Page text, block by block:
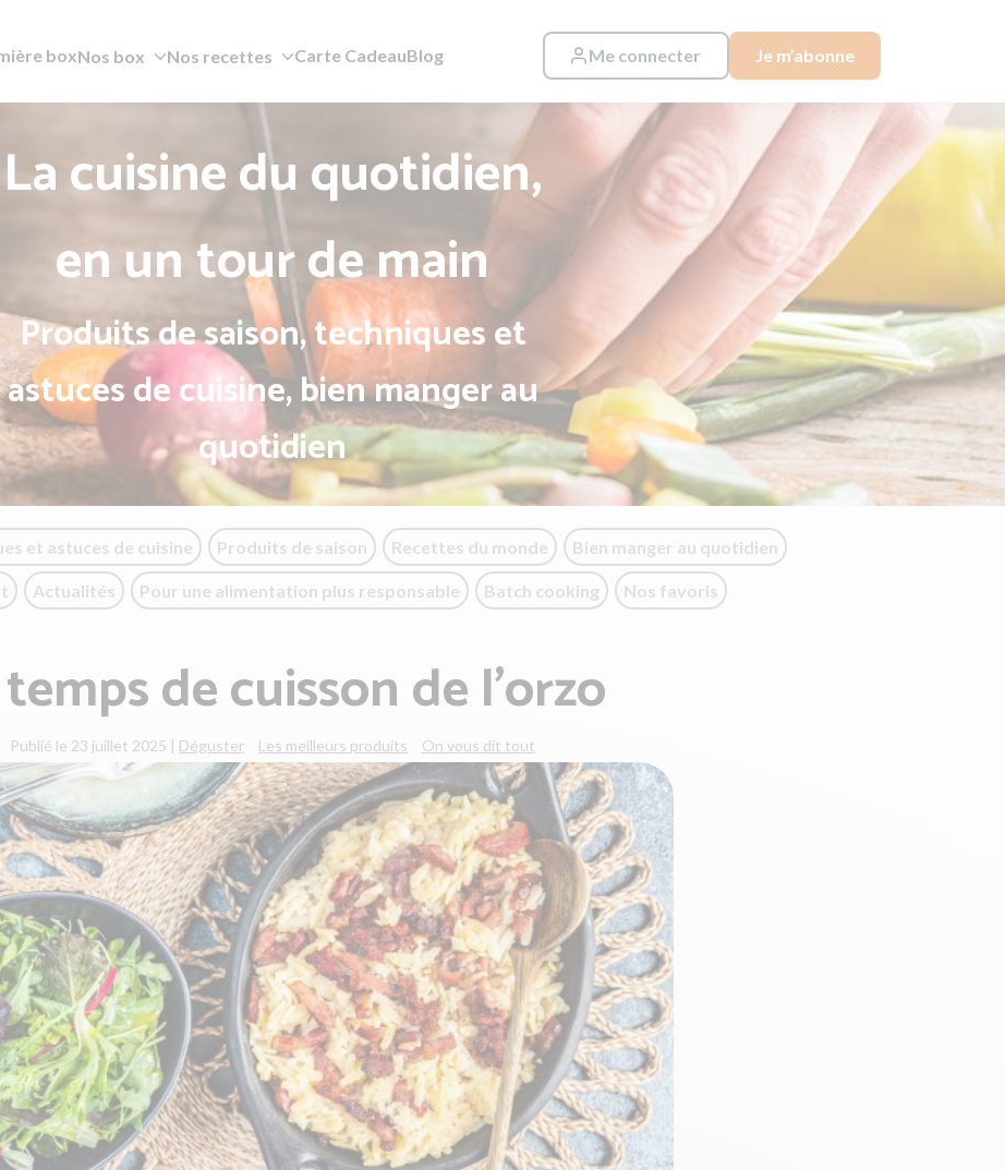
boxNos box Nos recettes Carte CadeauBlog Me connecter Je m’abonne
La cuisine du quotidien,
en un tour de main
Produits de saison, techniques et
astuces de cuisine, bien manger au
quotidien
et astuces de cuisine Produits de saison Recettes du monde Bien manger au quotidien
Actualités Pour une alimentation plus responsable Batch cooking Nos favoris
de cuisson de l'orzo
Publié le 23 juillet 2025 | Déguster Les meilleurs produits On vous dit tout